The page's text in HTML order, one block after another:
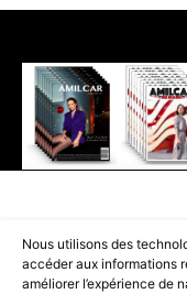
Nous utilisons des
accéder aux informations
améliorer l’expérience de
PART OF THEAMILCAR